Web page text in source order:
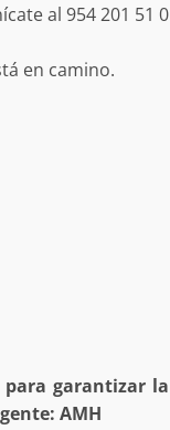
al 954 201 51
en camino.
para garantizar
AMH
BUSCA A
Municipal
y auxilia a